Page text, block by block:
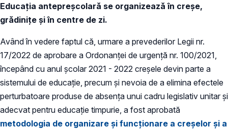
Educaţia antepreşcolară se organizează în creşe,
grădiniţe şi în centre de zi.
Având în vedere faptul că, urmare a prevederilor Legii nr.
17/2022 de aprobare a Ordonanței de urgență nr. 100/2021,
începând cu anul școlar 2021 - 2022 creșele devin parte a
sistemului de educație, precum şi nevoia de a elimina efectele
perturbatoare produse de absenţa unui cadru legislativ unitar și
adecvat pentru educație timpurie, a fost aprobată
metodologia de organizare și funcționare a creșelor și a